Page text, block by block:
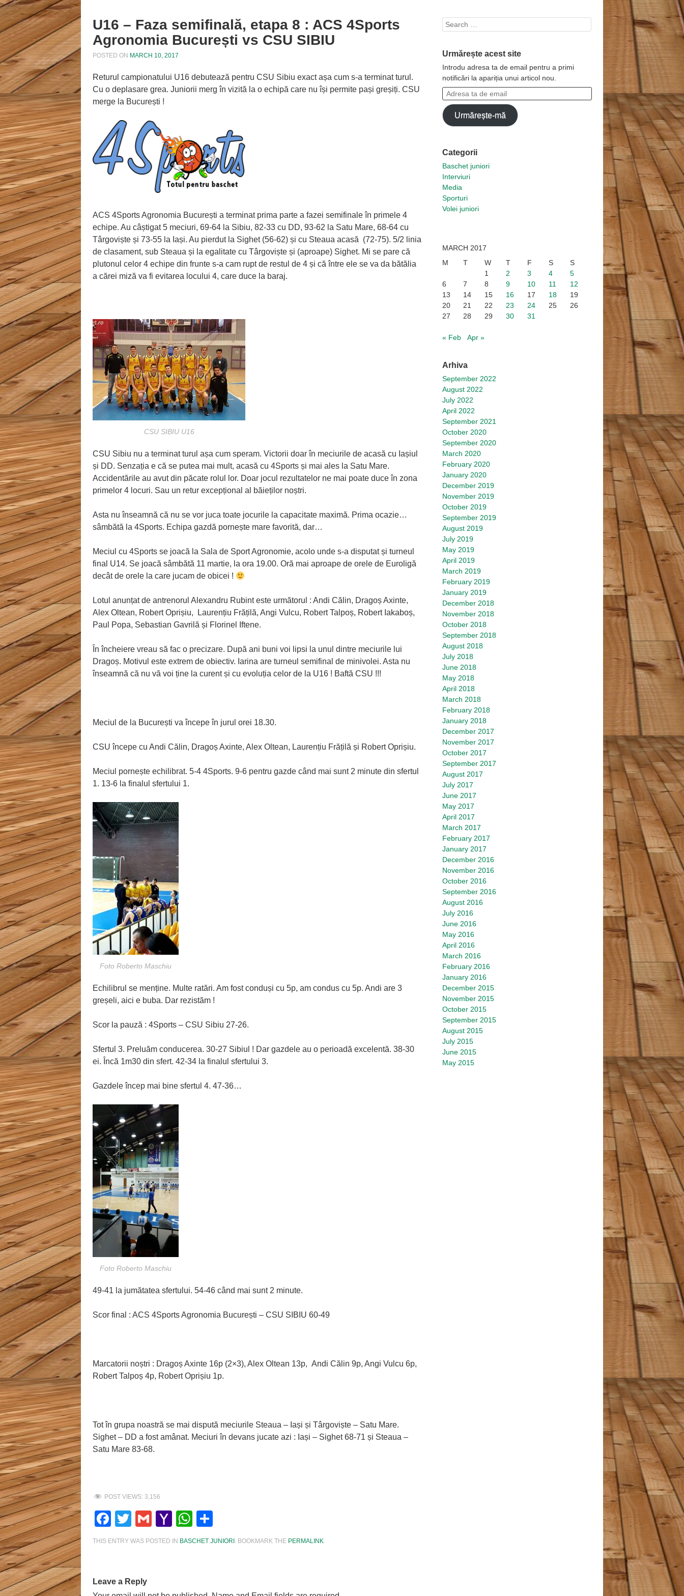
U16 – Faza semifinală, etapa 8 : ACS 4Sports
Agronomia București vs CSU SIBIU
POSTED ON MARCH 10, 2017
Returul campionatului U16 debutează pentru CSU Sibiu exact așa cum s-a terminat turul.
Cu o deplasare grea. Juniorii merg în vizită la o echipă care nu își permite pași greșiți. CSU
merge la București !
ACS 4Sports Agronomia București a terminat prima parte a fazei semifinale în primele 4
echipe. Au câștigat 5 meciuri, 69-64 la Sibiu, 82-33 cu DD, 93-62 la Satu Mare, 68-64 cu
Târgoviște și 73-55 la Iași. Au pierdut la Sighet (56-62) și cu Steaua acasă (72-75). 5/2 linia
de clasament, sub Steaua și la egalitate cu Târgoviște și (aproape) Sighet. Mi se pare că
plutonul celor 4 echipe din frunte s-a cam rupt de restul de 4 și că între ele se va da bătălia
a cărei miză va fi evitarea locului 4, care duce la baraj.
CSU SIBIU U16
CSU Sibiu nu a terminat turul așa cum speram. Victorii doar în meciurile de acasă cu Iașiul
și DD. Senzația e că se putea mai mult, acasă cu 4Sports și mai ales la Satu Mare.
Accidentările au avut din păcate rolul lor. Doar jocul rezultatelor ne mai poate duce în zona
primelor 4 locuri. Sau un retur excepțional al băieților noștri.
Asta nu înseamnă că nu se vor juca toate jocurile la capacitate maximă. Prima ocazie…
sâmbătă la 4Sports. Echipa gazdă pornește mare favorită, dar…
Meciul cu 4Sports se joacă la Sala de Sport Agronomie, acolo unde s-a disputat și turneul
final U14. Se joacă sâmbătă 11 martie, la ora 19.00. Oră mai aproape de orele de Euroligă
decât de orele la care jucam de obicei !
Lotul anunțat de antrenorul Alexandru Rubint este următorul : Andi Călin, Dragoș Axinte,
Alex Oltean, Robert Oprișiu, Laurențiu Frățilă, Angi Vulcu, Robert Talpoș, Robert Iakaboș,
Paul Popa, Sebastian Gavrilă și Florinel Iftene.
În încheiere vreau să fac o precizare. După ani buni voi lipsi la unul dintre meciurile lui
Dragoș. Motivul este extrem de obiectiv. Iarina are turneul semifinal de minivolei. Asta nu
înseamnă că nu vă voi ține la curent și cu evoluția celor de la U16 ! Baftă CSU !!!
Meciul de la București va începe în jurul orei 18.30.
CSU începe cu Andi Călin, Dragoș Axinte, Alex Oltean, Laurențiu Frățilă și Robert Oprișiu.
Meciul pornește echilibrat. 5-4 4Sports. 9-6 pentru gazde când mai sunt 2 minute din sfertul
1. 13-6 la finalul sfertului 1.
Foto Roberto Maschiu
Echilibrul se menține. Multe ratări. Am fost conduși cu 5p, am condus cu 5p. Andi are 3
greșeli, aici e buba. Dar rezistăm !
Scor la pauză : 4Sports – CSU Sibiu 27-26.
Sfertul 3. Preluăm conducerea. 30-27 Sibiul ! Dar gazdele au o perioadă excelentă. 38-30
ei. Încă 1m30 din sfert. 42-34 la finalul sfertului 3.
Gazdele încep mai bine sfertul 4. 47-36…
Foto Roberto Maschiu
49-41 la jumătatea sfertului. 54-46 când mai sunt 2 minute.
Scor final : ACS 4Sports Agronomia București – CSU SIBIU 60-49
Marcatorii noștri : Dragoș Axinte 16p (2×3), Alex Oltean 13p, Andi Călin 9p, Angi Vulcu 6p,
Robert Talpoș 4p, Robert Oprișiu 1p.
Tot în grupa noastră se mai dispută meciurile Steaua – Iași și Târgoviște – Satu Mare.
Sighet – DD a fost amânat. Meciuri în devans jucate azi : Iași – Sighet 68-71 și Steaua –
Satu Mare 83-68.
POST VIEWS: 3,156
Facebook
Twitter
GmailYahoo
Mail
WhatsApp
THIS ENTRY WAS POSTED IN BASCHET JUNIORI . BOOKMARK THE PERMALINK.
Leave a Reply
Search
Urmărește acest site
Introdu adresa ta de email pentru a primi
notificări la apariția unui articol nou.
Adresa
ta
de
email
Urmărește-mă
Categorii
Baschet juniori
Interviuri
Media
Sporturi
Volei juniori
MARCH 2017
M
T W T F S
S
1
2 3 4
5
6
7 8 9 10 11
12
13
14 15 16 17 18
19
20
21 22 23 24 25
26
27
28 29 30 31
« Feb Apr »
Arhiva
September 2022
August 2022
July 2022
April 2022
September 2021
October 2020
September 2020
March 2020
February 2020
January 2020
December 2019
November 2019
October 2019
September 2019
August 2019
July 2019
May 2019
April 2019
March 2019
February 2019
January 2019
December 2018
November 2018
October 2018
September 2018
August 2018
July 2018
June 2018
May 2018
April 2018
March 2018
February 2018
January 2018
December 2017
November 2017
October 2017
September 2017
August 2017
July 2017
June 2017
May 2017
April 2017
March 2017
February 2017
January 2017
December 2016
November 2016
October 2016
September 2016
August 2016
July 2016
June 2016
May 2016
April 2016
March 2016
February 2016
January 2016
December 2015
November 2015
October 2015
September 2015
August 2015
July 2015
June 2015
May 2015